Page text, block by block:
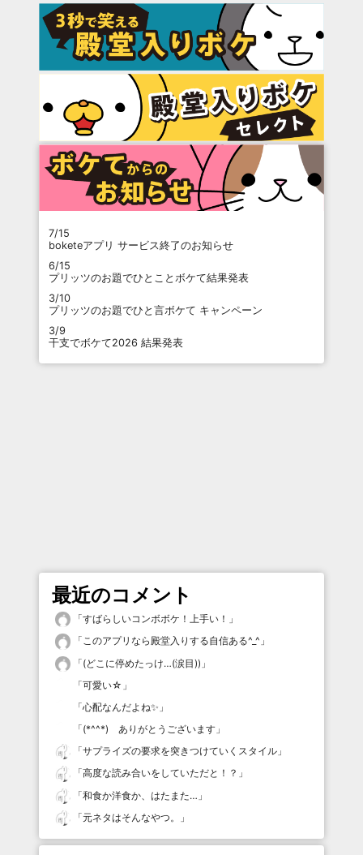
7/15
boketeアプリ サービス終了のお知らせ
6/15
プリッツのお題でひとことボケて結果発表
3/10
プリッツのお題でひと言ボケて キャンペーン
3/9
干支でボケて2026 結果発表
最近のコメント
「すばらしいコンボボケ！上手い！ 」
「このアプリなら殿堂入りする自信ある^_^ 」
「(どこに停めたっけ…(涙目)) 」
「可愛い☆ 」
「心配なんだよね✨ 」
「(*^^*) ありがとうございます 」
「サプライズの要求を突きつけていくスタイル 」
「高度な読み合いをしていただと！？ 」
「和食か洋食か、はたまた… 」
「元ネタはそんなやつ。 」